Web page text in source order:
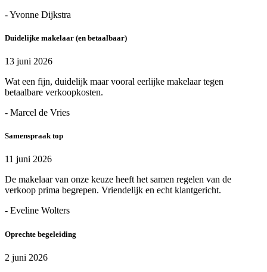
- Yvonne Dijkstra
Duidelijke makelaar (en betaalbaar)
13 juni 2026
Wat een fijn, duidelijk maar vooral eerlijke makelaar tegen
betaalbare verkoopkosten.
- Marcel de Vries
Samenspraak top
11 juni 2026
De makelaar van onze keuze heeft het samen regelen van de
verkoop prima begrepen. Vriendelijk en echt klantgericht.
- Eveline Wolters
Oprechte begeleiding
2 juni 2026